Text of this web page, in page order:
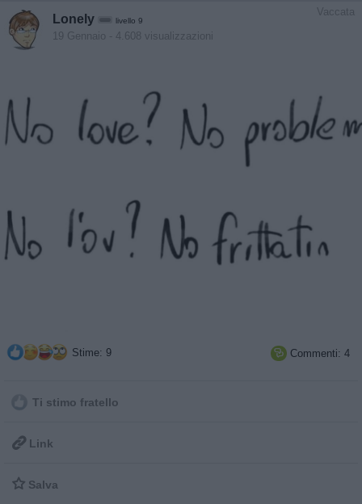
Vaccata
Lonely livello 9
19 Gennaio - 4.608 visualizzazioni
Stime: 9  Commenti: 4
Ti stimo fratello
 Link
 Salva